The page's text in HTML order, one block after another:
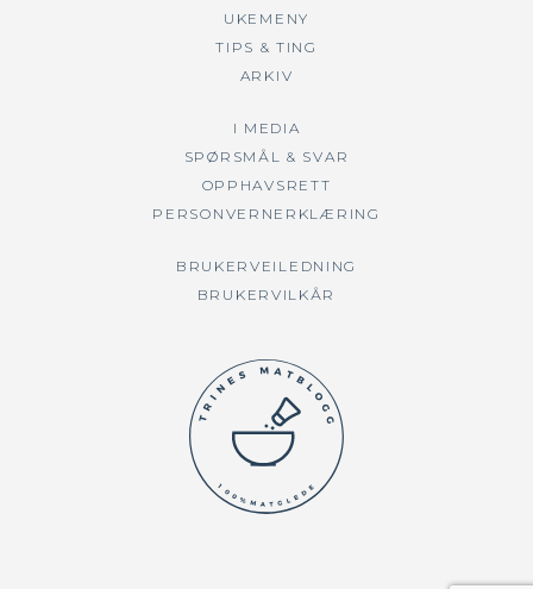
UKEMENY
TIPS & TING
ARKIV
I MEDIA
SPØRSMÅL & SVAR
OPPHAVSRETT
PERSONVERNERKLÆRING
BRUKERVEILEDNING
BRUKERVILKÅR